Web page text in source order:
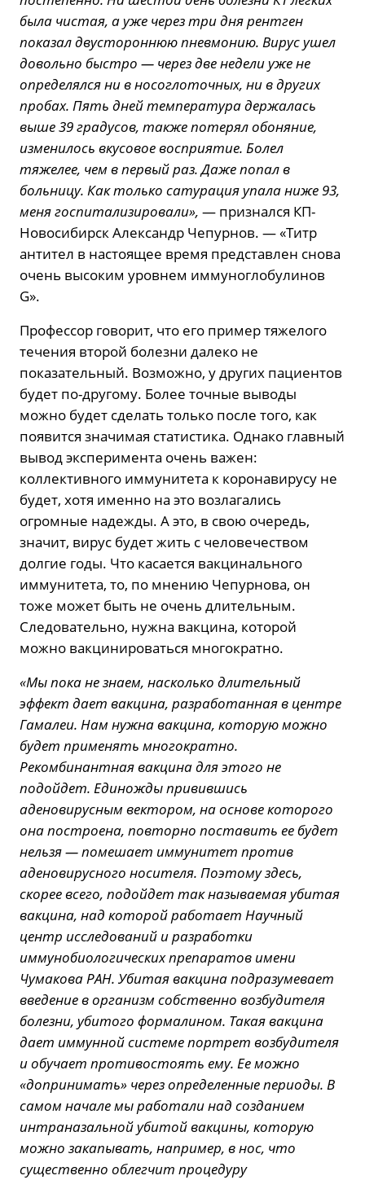
была чистая, а уже через три дня рентген
показал двустороннюю пневмонию. Вирус ушел
довольно быстро — через две недели уже не
определялся ни в носоглоточных, ни в других
пробах. Пять дней температура держалась
выше 39 градусов, также потерял обоняние,
изменилось вкусовое восприятие. Болел
тяжелее, чем в первый раз. Даже попал в
больницу. Как только сатурация упала ниже 93,
меня госпитализировали», — признался КП-
Новосибирск Александр Чепурнов. — «Титр
антител в настоящее время представлен снова
очень высоким уровнем иммуноглобулинов
G».
Профессор говорит, что его пример тяжелого
течения второй болезни далеко не
показательный. Возможно, у других пациентов
будет по-другому. Более точные выводы
можно будет сделать только после того, как
появится значимая статистика. Однако главный
вывод эксперимента очень важен:
коллективного иммунитета к коронавирусу не
будет, хотя именно на это возлагались
огромные надежды. А это, в свою очередь,
значит, вирус будет жить с человечеством
долгие годы. Что касается вакцинального
иммунитета, то, по мнению Чепурнова, он
тоже может быть не очень длительным.
Следовательно, нужна вакцина, которой
можно вакцинироваться многократно.
«Мы пока не знаем, насколько длительный
эффект дает вакцина, разработанная в центре
Гамалеи. Нам нужна вакцина, которую можно
будет применять многократно.
Рекомбинантная вакцина для этого не
подойдет. Единожды привившись
аденовирусным вектором, на основе которого
она построена, повторно поставить ее будет
нельзя — помешает иммунитет против
аденовирусного носителя. Поэтому здесь,
скорее всего, подойдет так называемая убитая
вакцина, над которой работает Научный
центр исследований и разработки
иммунобиологических препаратов имени
Чумакова РАН. Убитая вакцина подразумевает
введение в организм собственно возбудителя
болезни, убитого формалином. Такая вакцина
дает иммунной системе портрет возбудителя
и обучает противостоять ему. Ее можно
«допринимать» через определенные периоды. В
самом начале мы работали над созданием
интраназальной убитой вакцины, которую
можно закапывать, например, в нос, что
существенно облегчит процедуру